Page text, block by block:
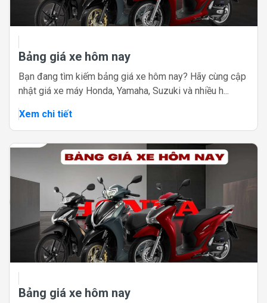
Bảng giá xe hôm nay
Bạn đang tìm kiếm bảng giá xe hôm nay? Hãy cùng cập
nhật giá xe máy Honda, Yamaha, Suzuki và nhiều h...
Xem chi tiết
Bảng giá xe hôm nay